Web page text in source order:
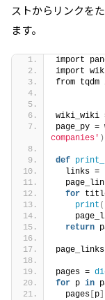
ストからリンクを
ます。
import
import
from tqdm
wiki_wiki
page_py
companies' )
def
links =
for
print (
return
pages =
for p in
  pages
[p]